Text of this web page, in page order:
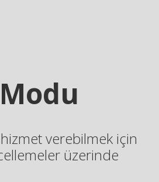
verebilmek için
üzerinde